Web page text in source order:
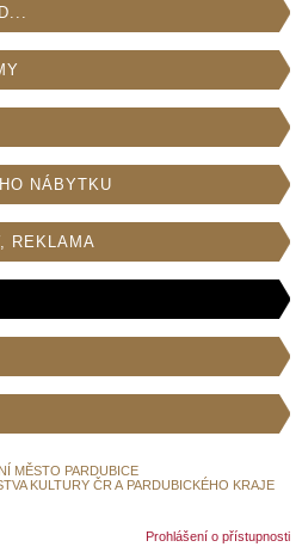
NÁBYTKU
REKLAMA
MĚSTO PARDUBICE
KULTURY ČR A PARDUBICKÉHO KRAJE
Prohlášení o přístupnosti